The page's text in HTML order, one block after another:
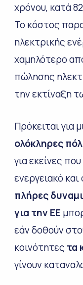
χρόνου, κατά
Το κόστος
ηλεκτρικής
χαμηλότερο
πώλησης
την εκτίναξη
Πρόκειται για
ολόκληρες
για εκείνες
ενεργειακό
πλήρες
για την ΕΕ
εάν δοθούν
κοινότητες τα
γίνουν